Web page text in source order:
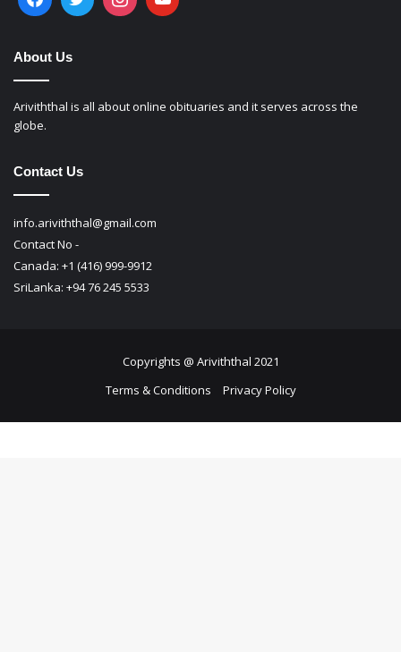
About Us
Ariviththal is all about online obituaries and it serves across the
globe.
Contact Us
info.ariviththal@gmail.com
Contact No -
Canada: +1 (416) 999-9912
SriLanka: +94 76 245 5533
Copyrights @ Ariviththal 2021
Terms & Conditions
Privacy Policy